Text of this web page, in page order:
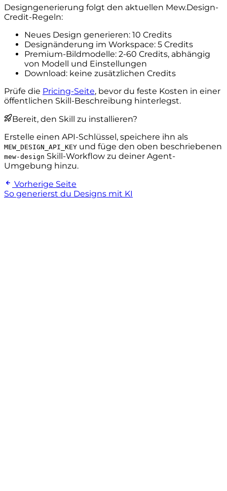
Designgenerierung folgt den aktuellen Mew.Design-
Credit-Regeln:
Neues Design generieren: 10 Credits
Designänderung im Workspace: 5 Credits
Premium-Bildmodelle: 2-60 Credits, abhängig
von Modell und Einstellungen
Download: keine zusätzlichen Credits
Prüfe die Pricing-Seite, bevor du feste Kosten in einer
öffentlichen Skill-Beschreibung hinterlegst.
Bereit, den Skill zu installieren?
Erstelle einen API-Schlüssel, speichere ihn als
MEW_DESIGN_API_KEY und füge den oben beschriebenen
mew-design Skill-Workflow zu deiner Agent-
Umgebung hinzu.
Vorherige Seite
So generierst du Designs mit KI